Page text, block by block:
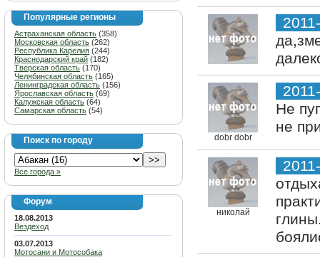
Популярные регионы
Астраханская область (358)
Московская область (262)
Республика Карелия (244)
Краснодарский край (182)
Тверская область (170)
Челябинская область (165)
Ленинградская область (156)
Ярославская область (69)
Калужская область (64)
Самарская область (54)
Поиск по городу
Все города »
Форум
18.08.2013
Вездеход
03.07.2013
Мотосани и Мотособака
dobr dobr
Не
не
николай